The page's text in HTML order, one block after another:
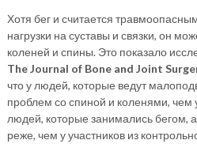
Хотя бег и считается
нагрузки на суставы и связки, он
коленей и спины. Это показало
The Journal of Bone and Joint
что у людей, которые ведут
проблем со спиной и коленями, чем
людей, которые занимались бегом,
реже, чем у участников из